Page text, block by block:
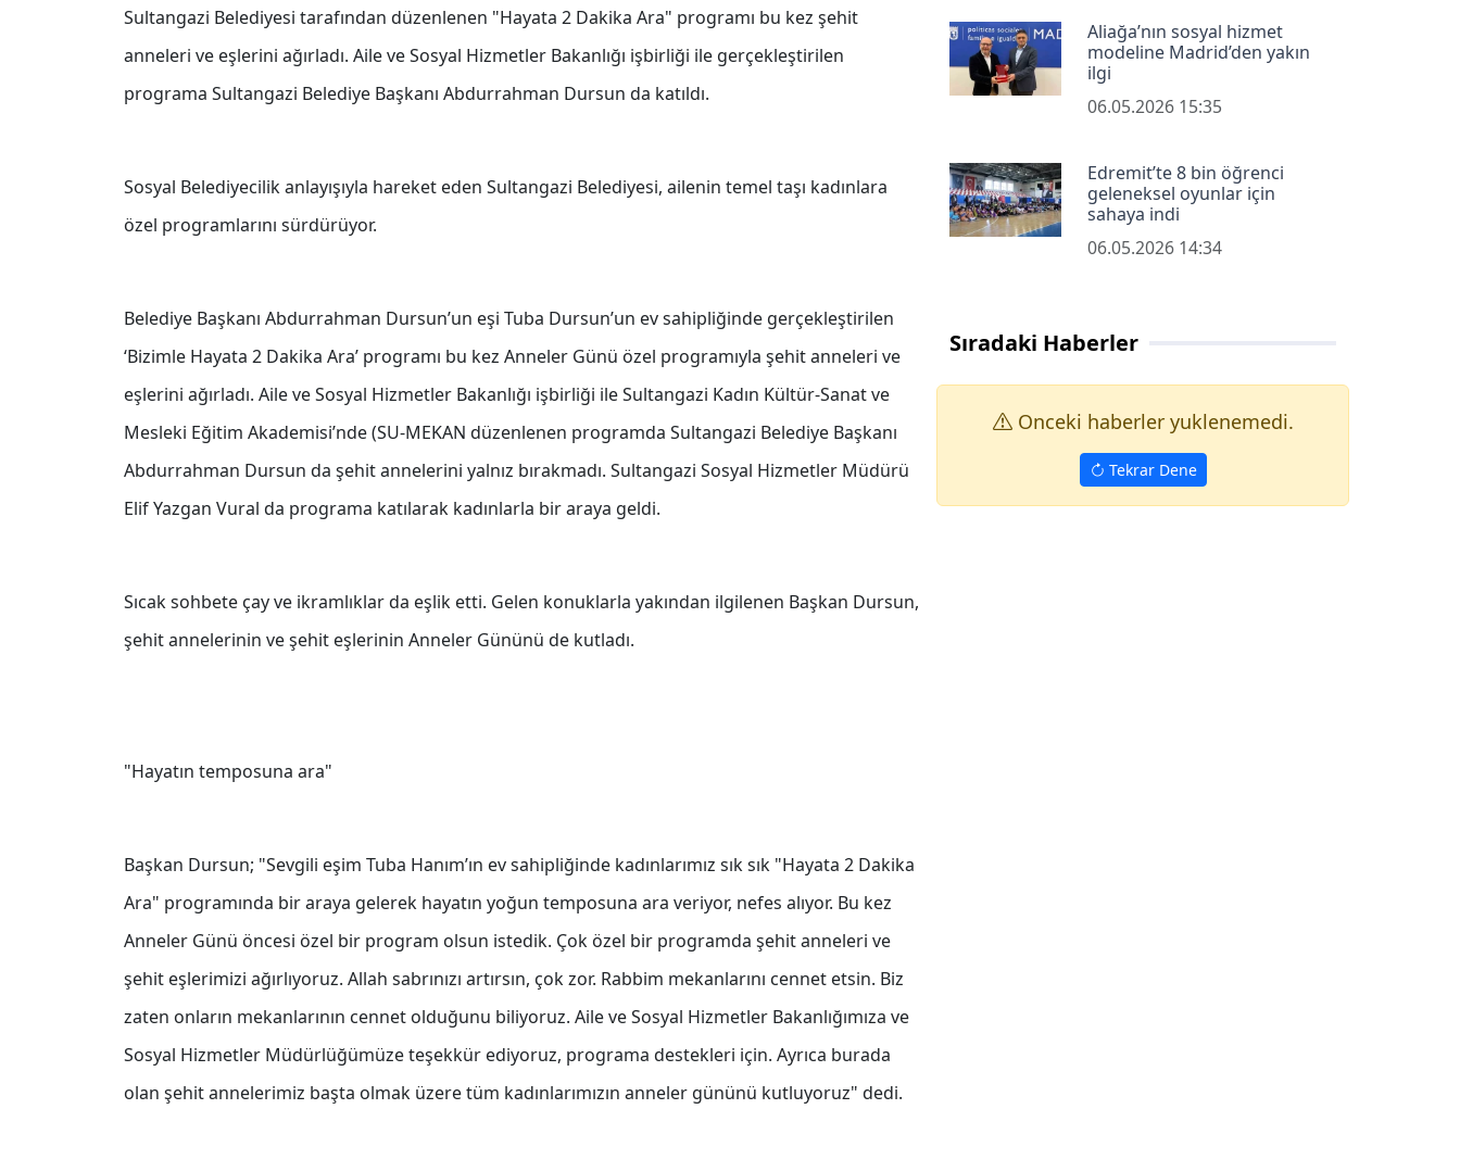
Sultangazi Belediyesi tarafından düzenlenen "Hayata 2 Dakika Ara" programı bu kez şehit
anneleri ve eşlerini ağırladı. Aile ve Sosyal Hizmetler Bakanlığı işbirliği ile gerçekleştirilen
programa Sultangazi Belediye Başkanı Abdurrahman Dursun da katıldı.
Sosyal Belediyecilik anlayışıyla hareket eden Sultangazi Belediyesi, ailenin temel taşı kadınlara
özel programlarını sürdürüyor.
Belediye Başkanı Abdurrahman Dursun’un eşi Tuba Dursun’un ev sahipliğinde gerçekleştirilen
‘Bizimle Hayata 2 Dakika Ara’ programı bu kez Anneler Günü özel programıyla şehit anneleri ve
eşlerini ağırladı. Aile ve Sosyal Hizmetler Bakanlığı işbirliği ile Sultangazi Kadın Kültür-Sanat ve
Mesleki Eğitim Akademisi’nde (SU-MEKAN düzenlenen programda Sultangazi Belediye Başkanı
Abdurrahman Dursun da şehit annelerini yalnız bırakmadı. Sultangazi Sosyal Hizmetler Müdürü
Elif Yazgan Vural da programa katılarak kadınlarla bir araya geldi.
Sıcak sohbete çay ve ikramlıklar da eşlik etti. Gelen konuklarla yakından ilgilenen Başkan Dursun,
şehit annelerinin ve şehit eşlerinin Anneler Gününü de kutladı.
"Hayatın temposuna ara"
Başkan Dursun; "Sevgili eşim Tuba Hanım’ın ev sahipliğinde kadınlarımız sık sık "Hayata 2 Dakika
Ara" programında bir araya gelerek hayatın yoğun temposuna ara veriyor, nefes alıyor. Bu kez
Anneler Günü öncesi özel bir program olsun istedik. Çok özel bir programda şehit anneleri ve
şehit eşlerimizi ağırlıyoruz. Allah sabrınızı artırsın, çok zor. Rabbim mekanlarını cennet etsin. Biz
zaten onların mekanlarının cennet olduğunu biliyoruz. Aile ve Sosyal Hizmetler Bakanlığımıza ve
Sosyal Hizmetler Müdürlüğümüze teşekkür ediyoruz, programa destekleri için. Ayrıca burada
olan şehit annelerimiz başta olmak üzere tüm kadınlarımızın anneler gününü kutluyoruz" dedi.
Aliağa’nın sosyal hizmet
modeline Madrid’den yakın
ilgi
06.05.2026 15:35
Edremit’te 8 bin öğrenci
geleneksel oyunlar için
sahaya indi
06.05.2026 14:34
Sıradaki Haberler
Onceki haberler yuklenemedi.
Tekrar Dene